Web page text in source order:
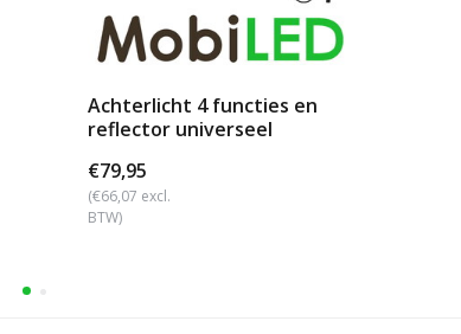
Achterlicht 4 functies en
reflector universeel
€79,95
(€66,07 excl.
BTW)